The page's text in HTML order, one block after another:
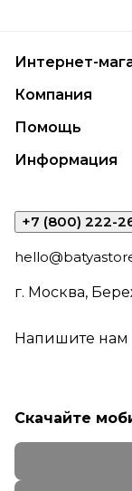
Интернет-
Компания
Помощь
Информация
+7 (800) 222-
г. Москва,
Напишите нам
Скачайте